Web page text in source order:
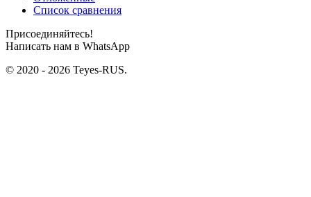
Список сравнения
Присоединяйтесь!
Написать нам в WhatsApp
© 2020 - 2026 Teyes-RUS.